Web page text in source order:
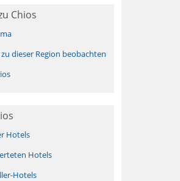
Chios
dieser Region beobachten
Hotels
Hotels
Hotels